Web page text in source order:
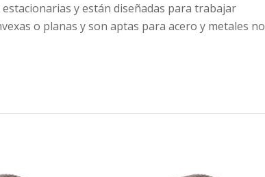
y están diseñadas para trabajar
o planas y son aptas para acero y metales no